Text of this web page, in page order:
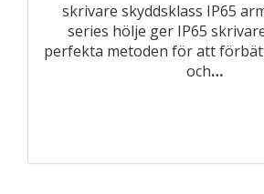
skrivare skyddsklass IP65
series hölje ger IP65
perfekta metoden för att
och…